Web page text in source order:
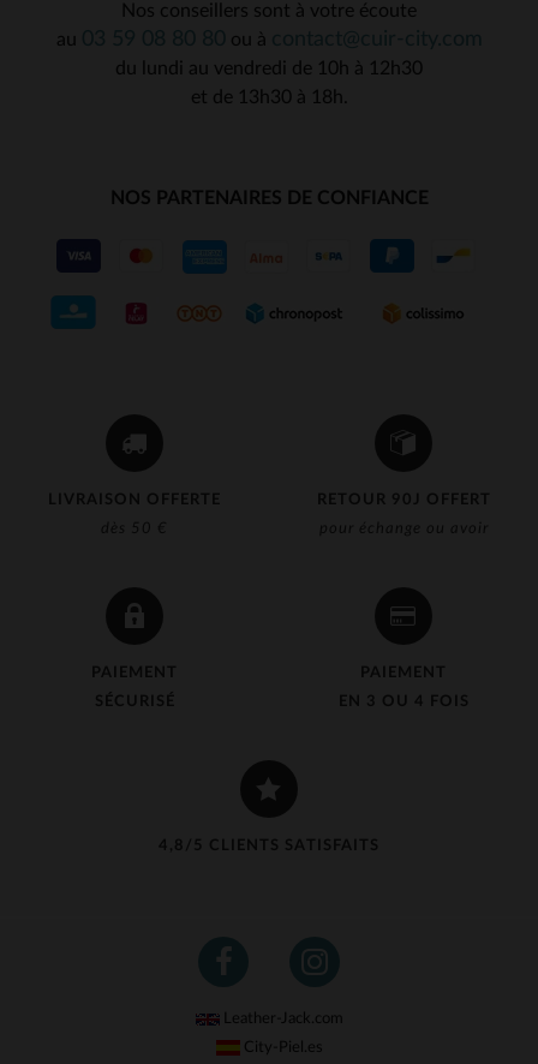
LIVRAISON OFFERTE
dès 50 €
RETOUR 90J OFFERT
pour échange ou avoir
PAIEMENT
SÉCURISÉ
PAIEMENT
EN 3 OU 4 FOIS
4,8/5 CLIENTS SATISFAITS
Nos conseillers sont à votre écoute
au
ou à
du lundi au vendredi de 10h à 12h30
et de 13h30 à 18h.
NOS PARTENAIRES DE CONFIANCE
Leather-Jack.com
City-Piel.es